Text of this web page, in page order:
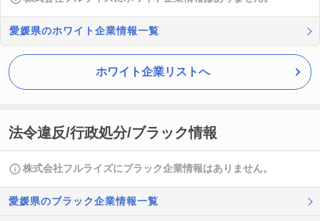
愛媛県のホワイト企業情報一覧
ホワイト企業リストへ
法令違反/行政処分/ブラック情報
株式会社フルライズにブラック企業情報はありません。
愛媛県のブラック企業情報一覧